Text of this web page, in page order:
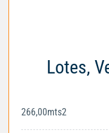
Lotes,
266,00mts2